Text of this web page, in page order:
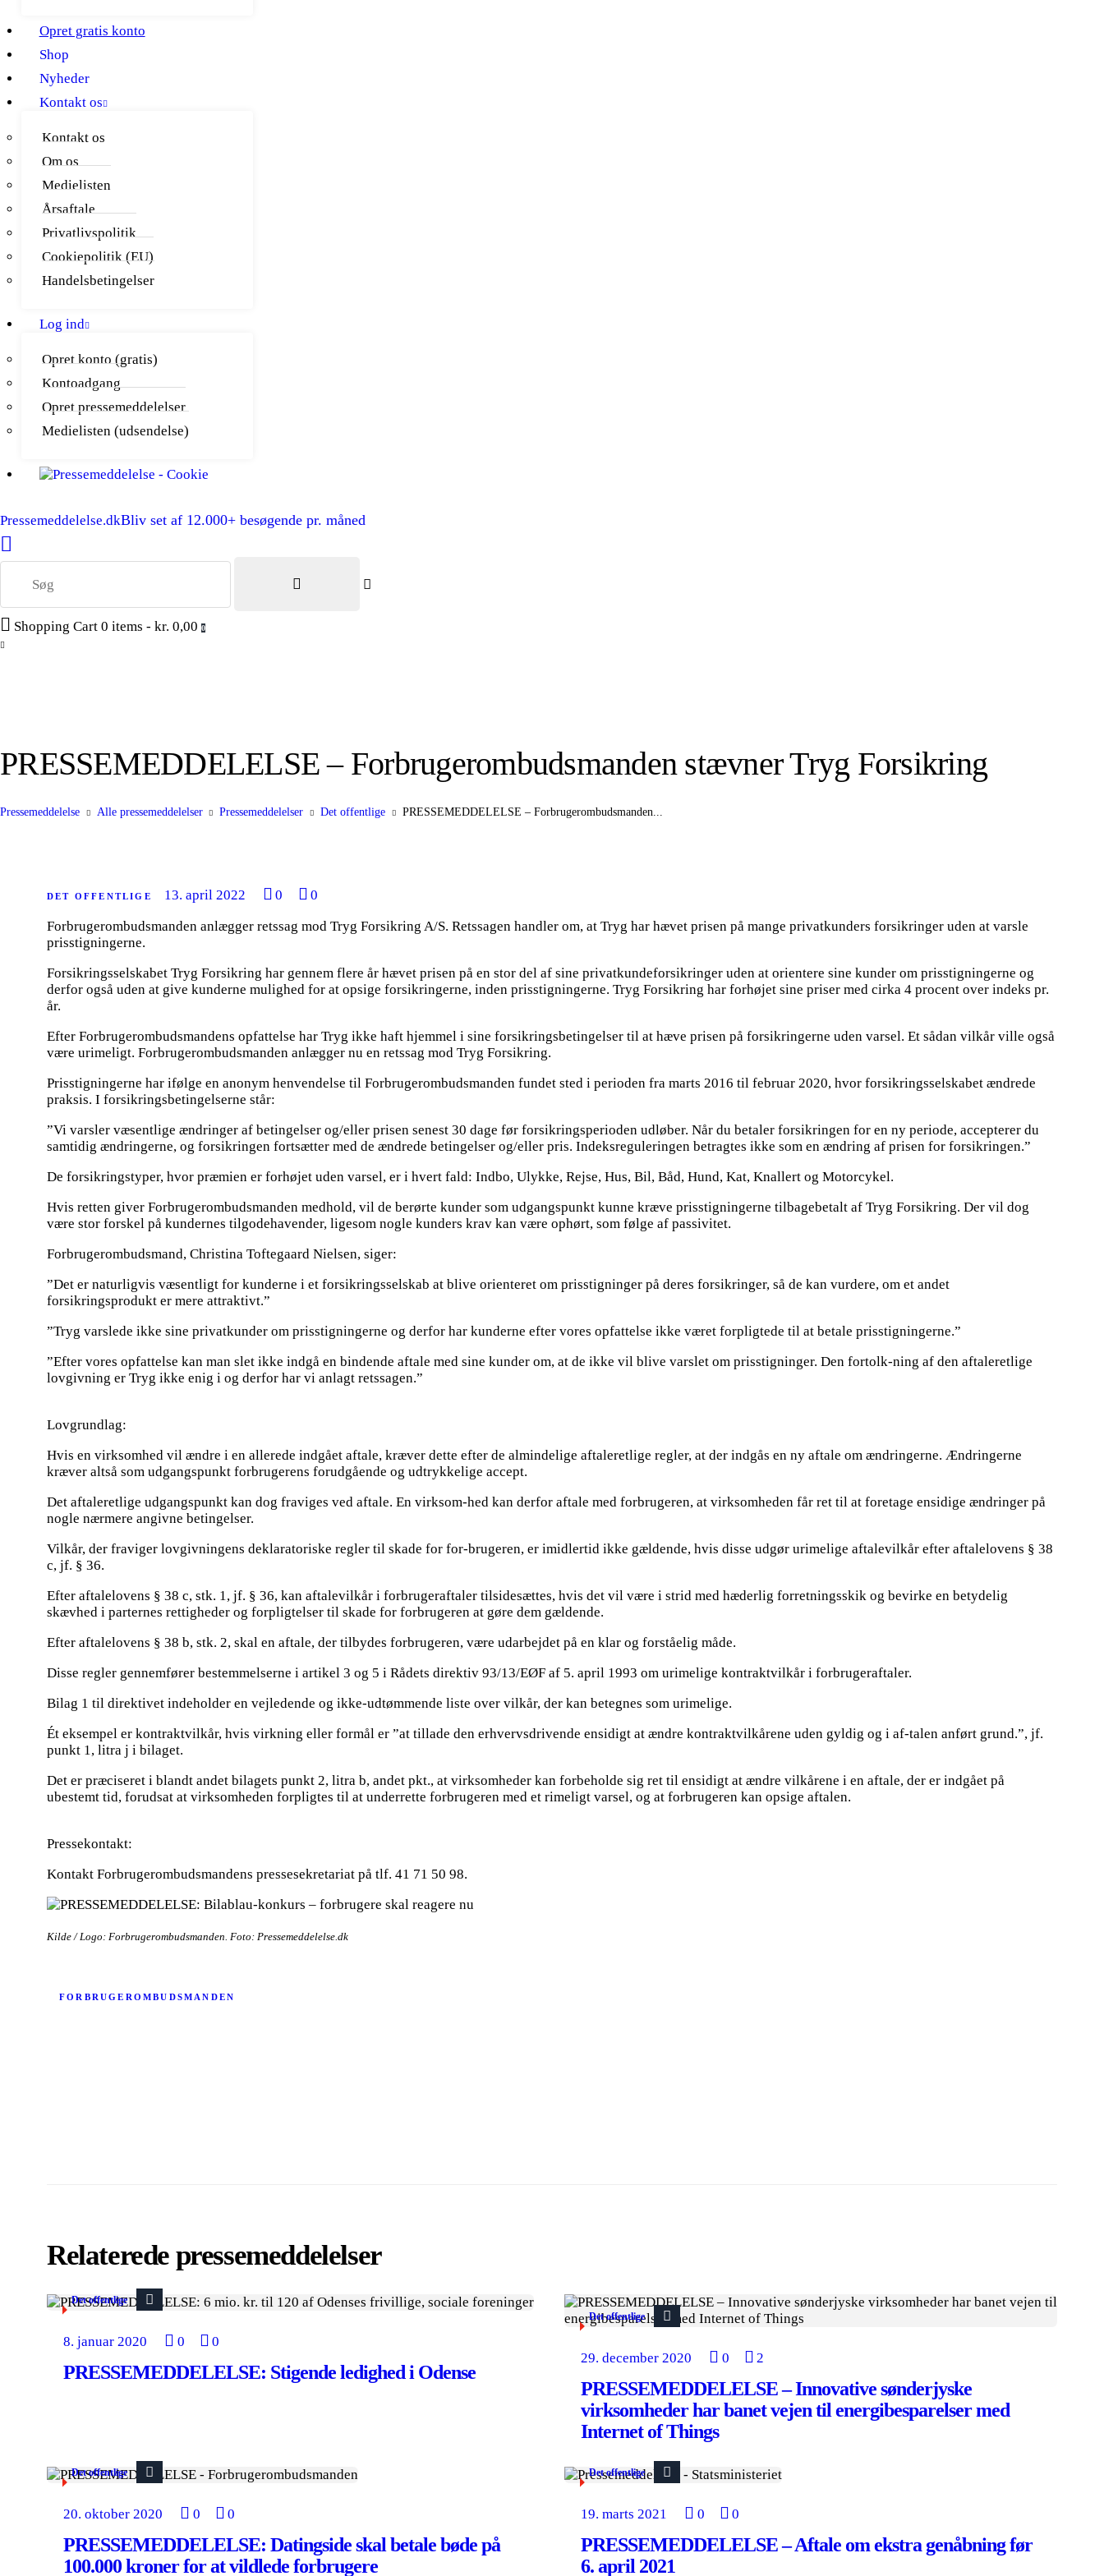
Opret gratis konto
Shop
Nyheder
Kontakt os
Kontakt os
Om os
Medielisten
Årsaftale
Privatlivspolitik
Cookiepolitik (EU)
Handelsbetingelser
Log ind
Opret konto (gratis)
Kontoadgang
Opret pressemeddelelser
Medielisten (udsendelse)
Pressemeddelelse.dkBliv set af 12.000+ besøgende pr. måned
Shopping Cart 0 items - kr. 0,00 0
PRESSEMEDDELELSE – Forbrugerombudsmanden stævner Tryg Forsikring
Pressemeddelelse Alle pressemeddelelser Pressemeddelelser Det offentlige PRESSEMEDDELELSE – Forbrugerombudsmanden...
DET OFFENTLIGE 13. april 2022 0
0
Forbrugerombudsmanden anlægger retssag mod Tryg Forsikring A/S. Retssagen handler om, at Tryg har hævet prisen på mange privatkunders forsikringer uden at varsle
prisstigningerne.
Forsikringsselskabet Tryg Forsikring har gennem flere år hævet prisen på en stor del af sine privatkundeforsikringer uden at orientere sine kunder om prisstigningerne og
derfor også uden at give kunderne mulighed for at opsige forsikringerne, inden prisstigningerne. Tryg Forsikring har forhøjet sine priser med cirka 4 procent over indeks pr.
år.
Efter Forbrugerombudsmandens opfattelse har Tryg ikke haft hjemmel i sine forsikringsbetingelser til at hæve prisen på forsikringerne uden varsel. Et sådan vilkår ville også
være urimeligt. Forbrugerombudsmanden anlægger nu en retssag mod Tryg Forsikring.
Prisstigningerne har ifølge en anonym henvendelse til Forbrugerombudsmanden fundet sted i perioden fra marts 2016 til februar 2020, hvor forsikringsselskabet ændrede
praksis. I forsikringsbetingelserne står:
”Vi varsler væsentlige ændringer af betingelser og/eller prisen senest 30 dage før forsikringsperioden udløber. Når du betaler forsikringen for en ny periode, accepterer du
samtidig ændringerne, og forsikringen fortsætter med de ændrede betingelser og/eller pris. Indeksreguleringen betragtes ikke som en ændring af prisen for forsikringen.”
De forsikringstyper, hvor præmien er forhøjet uden varsel, er i hvert fald: Indbo, Ulykke, Rejse, Hus, Bil, Båd, Hund, Kat, Knallert og Motorcykel.
Hvis retten giver Forbrugerombudsmanden medhold, vil de berørte kunder som udgangspunkt kunne kræve prisstigningerne tilbagebetalt af Tryg Forsikring. Der vil dog
være stor forskel på kundernes tilgodehavender, ligesom nogle kunders krav kan være ophørt, som følge af passivitet.
Forbrugerombudsmand, Christina Toftegaard Nielsen, siger:
”Det er naturligvis væsentligt for kunderne i et forsikringsselskab at blive orienteret om prisstigninger på deres forsikringer, så de kan vurdere, om et andet
forsikringsprodukt er mere attraktivt.”
”Tryg varslede ikke sine privatkunder om prisstigningerne og derfor har kunderne efter vores opfattelse ikke været forpligtede til at betale prisstigningerne.”
”Efter vores opfattelse kan man slet ikke indgå en bindende aftale med sine kunder om, at de ikke vil blive varslet om prisstigninger. Den fortolk-ning af den aftaleretlige
lovgivning er Tryg ikke enig i og derfor har vi anlagt retssagen.”
Lovgrundlag:
Hvis en virksomhed vil ændre i en allerede indgået aftale, kræver dette efter de almindelige aftaleretlige regler, at der indgås en ny aftale om ændringerne. Ændringerne
kræver altså som udgangspunkt forbrugerens forudgående og udtrykkelige accept.
Det aftaleretlige udgangspunkt kan dog fraviges ved aftale. En virksom-hed kan derfor aftale med forbrugeren, at virksomheden får ret til at foretage ensidige ændringer på
nogle nærmere angivne betingelser.
Vilkår, der fraviger lovgivningens deklaratoriske regler til skade for for-brugeren, er imidlertid ikke gældende, hvis disse udgør urimelige aftalevilkår efter aftalelovens § 38
c, jf. § 36.
Efter aftalelovens § 38 c, stk. 1, jf. § 36, kan aftalevilkår i forbrugeraftaler tilsidesættes, hvis det vil være i strid med hæderlig forretningsskik og bevirke en betydelig
skævhed i parternes rettigheder og forpligtelser til skade for forbrugeren at gøre dem gældende.
Efter aftalelovens § 38 b, stk. 2, skal en aftale, der tilbydes forbrugeren, være udarbejdet på en klar og forståelig måde.
Disse regler gennemfører bestemmelserne i artikel 3 og 5 i Rådets direktiv 93/13/EØF af 5. april 1993 om urimelige kontraktvilkår i forbrugeraftaler.
Bilag 1 til direktivet indeholder en vejledende og ikke-udtømmende liste over vilkår, der kan betegnes som urimelige.
Ét eksempel er kontraktvilkår, hvis virkning eller formål er ”at tillade den erhvervsdrivende ensidigt at ændre kontraktvilkårene uden gyldig og i af-talen anført grund.”, jf.
punkt 1, litra j i bilaget.
Det er præciseret i blandt andet bilagets punkt 2, litra b, andet pkt., at virksomheder kan forbeholde sig ret til ensidigt at ændre vilkårene i en aftale, der er indgået på
ubestemt tid, forudsat at virksomheden forpligtes til at underrette forbrugeren med et rimeligt varsel, og at forbrugeren kan opsige aftalen.
Pressekontakt:
Kontakt Forbrugerombudsmandens pressesekretariat på tlf. 41 71 50 98.
Kilde / Logo: Forbrugerombudsmanden. Foto: Pressemeddelelse.dk
FORBRUGEROMBUDSMANDEN
Relaterede pressemeddelelser
Det offentlige
8. januar 2020 0 0
PRESSEMEDDELELSE: Stigende ledighed i Odense
Det offentlige
29. december 2020 0 2
PRESSEMEDDELELSE – Innovative sønderjyske
virksomheder har banet vejen til energibesparelser med
Internet of Things
Det offentlige
20. oktober 2020 0 0
PRESSEMEDDELELSE: Datingside skal betale bøde på
100.000 kroner for at vildlede forbrugere
Det offentlige
19. marts 2021 0 0
PRESSEMEDDELELSE – Aftale om ekstra genåbning før
6. april 2021